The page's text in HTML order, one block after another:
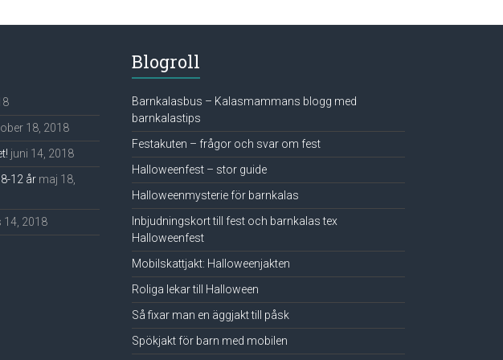
18, 2018
juni 14, 2018
12 år maj 18,
14, 2018
Blogroll
Barnkalasbus – Kalasmammans blogg med
barnkalastips
Festakuten – frågor och svar om fest
Halloweenfest – stor guide
Halloweenmysterie för barnkalas
Inbjudningskort till fest och barnkalas tex
Halloweenfest
Mobilskattjakt: Halloweenjakten
Roliga lekar till Halloween
Så fixar man en äggjakt till påsk
Spökjakt för barn med mobilen